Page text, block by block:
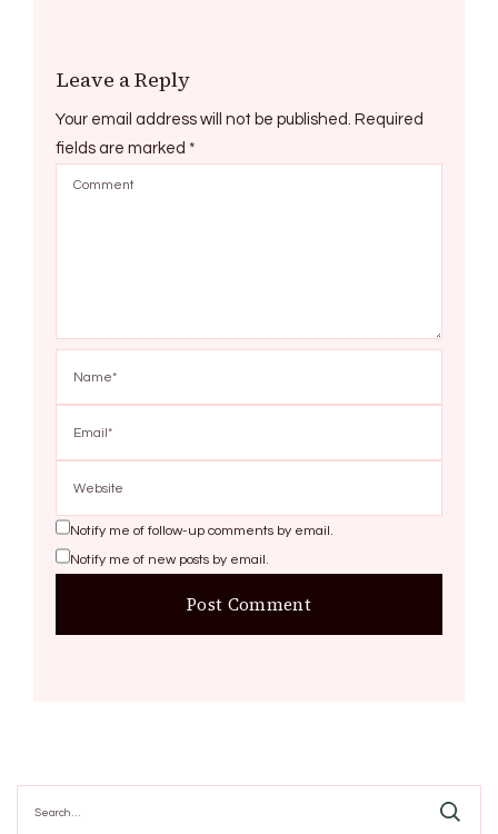
Leave a Reply
Your email address will not be published. Required
fields are marked *
Notify me of follow-up comments by email.
Notify me of new posts by email.
for: